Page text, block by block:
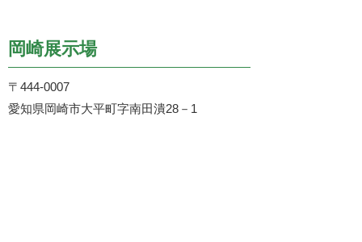
岡崎展示場
〒444-0007
愛知県岡崎市大平町字南田潰28－1